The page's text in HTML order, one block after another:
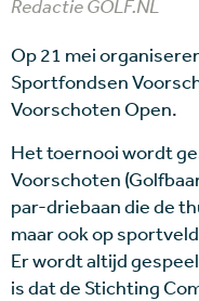
Redactie GOLF.NL
Op 21 mei
Sportfondsen
Voorschoten Open.
Het toernooi wordt
Voorschoten
par-driebaan die de
maar ook op
Er wordt altijd
is dat de Stichting